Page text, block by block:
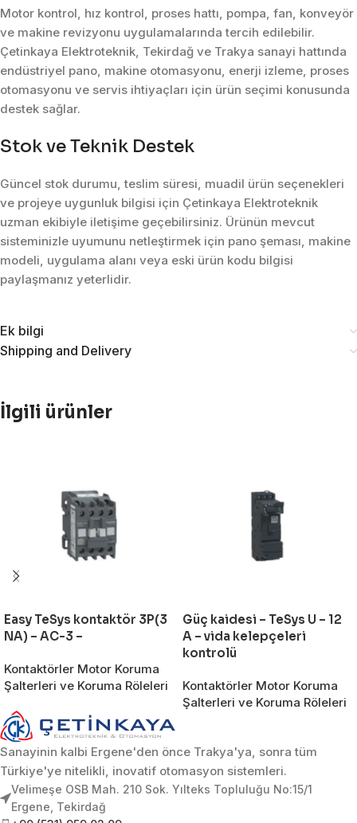
Motor kontrol, hız kontrol, proses hattı, pompa, fan, konveyör
ve makine revizyonu uygulamalarında tercih edilebilir.
Çetinkaya Elektroteknik, Tekirdağ ve Trakya sanayi hattında
endüstriyel pano, makine otomasyonu, enerji izleme, proses
otomasyonu ve servis ihtiyaçları için ürün seçimi konusunda
destek sağlar.
Stok ve Teknik Destek
Güncel stok durumu, teslim süresi, muadil ürün seçenekleri
ve projeye uygunluk bilgisi için Çetinkaya Elektroteknik
uzman ekibiyle iletişime geçebilirsiniz. Ürünün mevcut
sisteminizle uyumunu netleştirmek için pano şeması, makine
modeli, uygulama alanı veya eski ürün kodu bilgisi
paylaşmanız yeterlidir.
Ek bilgi
Shipping and Delivery
İlgili ürünler
Easy TeSys kontaktör 3P(3
NA) – AC-3 –
Kontaktörler Motor Koruma
Şalterleri ve Koruma Röleleri
Güç kaidesi – TeSys U – 12
A – vida kelepçeleri
kontrolü
Kontaktörler Motor Koruma
Şalterleri ve Koruma Röleleri
Sanayinin kalbi Ergene'den önce Trakya'ya, sonra tüm
Türkiye'ye nitelikli, inovatif otomasyon sistemleri.
Velimeşe OSB Mah. 210 Sok. Yılteks Topluluğu No:15/1
Ergene, Tekirdağ